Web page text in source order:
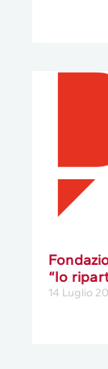
“Io
14 Luglio